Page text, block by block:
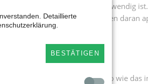
Schutz des Kindeswohls notwendig
haben inzwischen daran
ist Rechtssicherheit wichtig, so wie das
Detaillierte
BESTÄTIGEN